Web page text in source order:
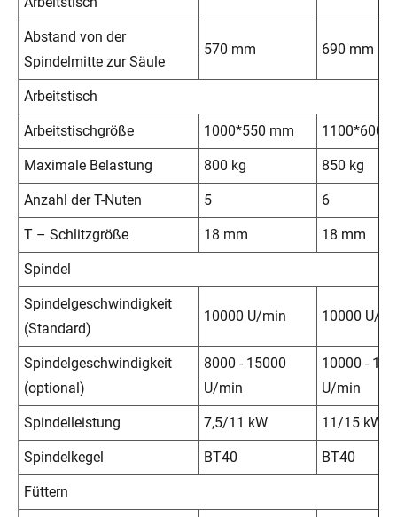
Abstand von der
Spindelmitte zur Säule
570 mm 690 mm
Arbeitstisch
Arbeitstischgröße 1000*550 mm 1100*600
Maximale Belastung 800 kg 850 kg
Anzahl der T-Nuten 5 6
T – Schlitzgröße 18 mm 18 mm
Spindel
Spindelgeschwindigkeit
(Standard)
10000 U/min 10000 U/
Spindelgeschwindigkeit
(optional)
8000 - 15000
U/min
10000 -
U/min
Spindelleistung 7,5/11 kW 11/15 kW
Spindelkegel BT40 BT40
Füttern